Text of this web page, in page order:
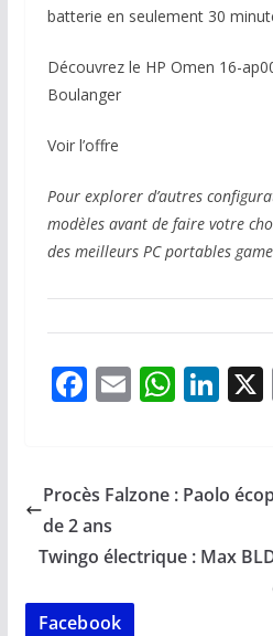
batterie en seulement 30
Découvrez le HP Omen 16-
Boulanger
Voir l’offre
Pour explorer d’autres
modèles avant de faire votre
des meilleurs PC portables
F
b
o
o
k
E
l
W
s
p
Li
e
n
Procès Falzone : Paolo
de 2 ans
Twingo électrique : Max
Facebook